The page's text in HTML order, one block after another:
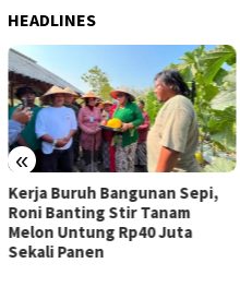
HEADLINES
«
Kerja Buruh Bangunan Sepi,
Roni Banting Stir Tanam
Melon Untung Rp40 Juta
Sekali Panen